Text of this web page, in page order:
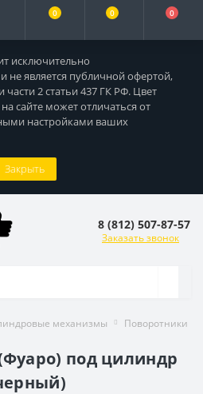
исключительно
является публичной офертой,
2 статьи 437 ГК РФ. Цвет
сайте может отличаться от
настройками ваших
Закрыть
0 0 0
8 (812) 507-87-57
Заказать звонок
механизмы Поворотники
под цилиндр